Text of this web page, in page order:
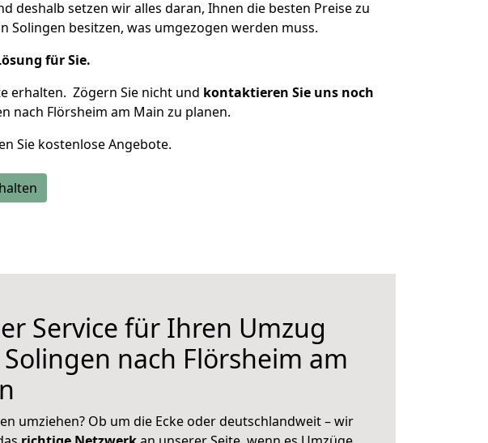
deshalb setzen wir alles daran, Ihnen die besten Preise zu
Solingen besitzen, was umgezogen werden muss.
für Sie.
erhalten. Zögern Sie nicht und kontaktieren Sie uns noch
nach Flörsheim am Main zu planen.
Sie kostenlose Angebote.
Service für Ihren Umzug
nach Flörsheim am
umziehen? Ob um die Ecke oder deutschlandweit – wir